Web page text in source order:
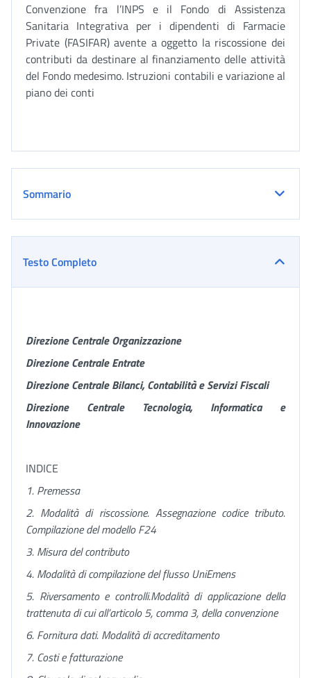
Convenzione fra l’INPS e il Fondo di Assistenza
Sanitaria Integrativa per i dipendenti di Farmacie
Private (FASIFAR) avente a oggetto la riscossione dei
contributi da destinare al finanziamento delle attività
del Fondo medesimo. Istruzioni contabili e variazione al
piano dei conti
Sommario
Testo Completo
Direzione Centrale Organizzazione
Direzione Centrale Entrate
Direzione Centrale Bilanci, Contabilità e Servizi Fiscali
Direzione Centrale Tecnologia, Informatica e
Innovazione
INDICE
1. Premessa
2. Modalità di riscossione. Assegnazione codice tributo.
Compilazione del modello F24
3. Misura del contributo
4. Modalità di compilazione del flusso UniEmens
5. Riversamento e controlli.Modalità di applicazione della
trattenuta di cui all’articolo 5, comma 3, della convenzione
6. Fornitura dati. Modalità di accreditamento
7. Costi e fatturazione